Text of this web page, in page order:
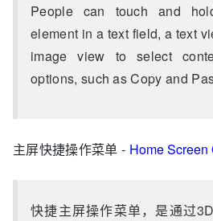
People can touch and
element in a text field, a text
image view to select
options, such as Copy and
主屏快捷操作菜单 - Home
快捷主屏操作菜单，是通过